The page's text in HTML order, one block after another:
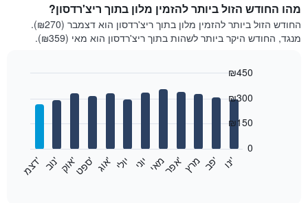
מהו החודש הזול ביותר להזמין מלון בתוך ריצ'רדסון?
החודש הזול ביותר להזמין מלון בתוך ריצ'רדסון הוא דצמבר (₪270).
מנגד, החודש היקר ביותר לשהות בתוך ריצ'רדסון הוא מאי (₪359).
י
נ
ו
' פ
ב​​​​​​​
' מרץא
פ
ר
' מאי יוני יולי א
ו
ג
' ס
פ
ט
' א
ו
ק
' נ
ו
ב
' ד
צ
מ
'
0
₪150
₪300
₪450